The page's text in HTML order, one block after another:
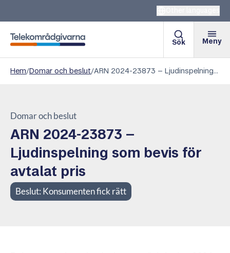
Telekområdgivarna
Sök Meny
Hem/Domar och beslut/ ARN 2024-23873 – Ljudinspelning som bevis för avtalat pris
Domar och beslut
ARN 2024-23873 –
Ljudinspelning som bevis för
avtalat pris
Beslut: Konsumenten fick rätt